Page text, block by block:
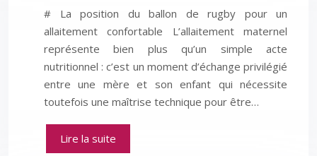
# La position du ballon de rugby pour un
allaitement confortable L’allaitement maternel
représente bien plus qu’un simple acte
nutritionnel : c’est un moment d’échange privilégié
entre une mère et son enfant qui nécessite
toutefois une maîtrise technique pour être…
Lire la suite